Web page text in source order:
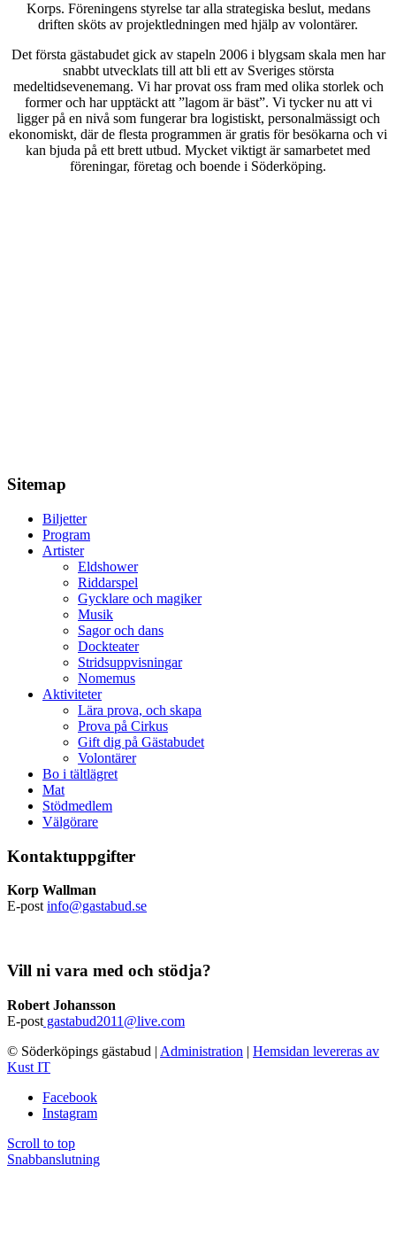
Korps. Föreningens styrelse tar alla strategiska beslut, medans
driften sköts av projektledningen med hjälp av volontärer.
Det första gästabudet gick av stapeln 2006 i blygsam skala men har
snabbt utvecklats till att bli ett av Sveriges största
medeltidsevenemang. Vi har provat oss fram med olika storlek och
former och har upptäckt att ”lagom är bäst”. Vi tycker nu att vi
ligger på en nivå som fungerar bra logistiskt, personalmässigt och
ekonomiskt, där de flesta programmen är gratis för besökarna och vi
kan bjuda på ett brett utbud. Mycket viktigt är samarbetet med
föreningar, företag och boende i Söderköping.
Sitemap
Biljetter
Program
Artister
Eldshower
Riddarspel
Gycklare och magiker
Musik
Sagor och dans
Dockteater
Stridsuppvisningar
Nomemus
Aktiviteter
Lära prova, och skapa
Prova på Cirkus
Gift dig på Gästabudet
Volontärer
Bo i tältlägret
Mat
Stödmedlem
Välgörare
Kontaktuppgifter
Korp Wallman
E-post info@gastabud.se
Vill ni vara med och stödja?
Robert Johansson
E-post gastabud2011@live.com
© Söderköpings gästabud | Administration | Hemsidan levereras av
Kust IT
Facebook
Instagram
Scroll to top
Snabbanslutning